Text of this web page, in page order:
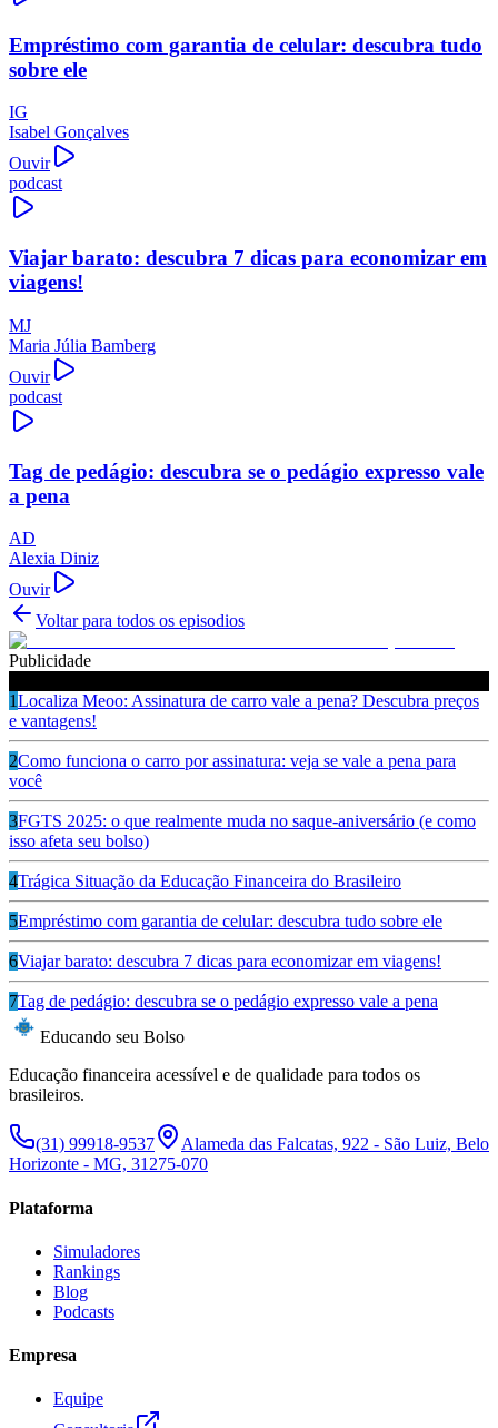
Empréstimo com garantia de celular: descubra tudo
sobre ele
IG
Isabel Gonçalves
Ouvir
podcast
Viajar barato: descubra 7 dicas para economizar em
viagens!
MJ
Maria Júlia Bamberg
Ouvir
podcast
Tag de pedágio: descubra se o pedágio expresso vale
a pena
AD
Alexia Diniz
Ouvir
Voltar para todos os episodios
Publicidade
1Localiza Meoo: Assinatura de carro vale a pena? Descubra preços
e vantagens!
2Como funciona o carro por assinatura: veja se vale a pena para
você
3FGTS 2025: o que realmente muda no saque-aniversário (e como
isso afeta seu bolso)
4Trágica Situação da Educação Financeira do Brasileiro
5Empréstimo com garantia de celular: descubra tudo sobre ele
6Viajar barato: descubra 7 dicas para economizar em viagens!
7Tag de pedágio: descubra se o pedágio expresso vale a pena
Educando seu Bolso
Educação financeira acessível e de qualidade para todos os
brasileiros.
(31) 99918-9537
Alameda das Falcatas, 922 - São Luiz, Belo
Horizonte - MG, 31275-070
Plataforma
Simuladores
Rankings
Blog
Podcasts
Empresa
Equipe